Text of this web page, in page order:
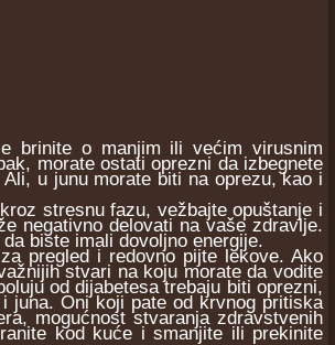
brinite o manjim ili većim virusnim
morate ostati oprezni da izbegnete
u junu morate biti na oprezu, kao i
stresnu fazu, vežbajte opuštanje i
negativno delovati na vaše zdravlje.
biste imali dovoljno energije.
pregled i redovno pijte lekove. Ako
stvari na koju morate da vodite
od dijabetesa trebaju biti oprezni,
juna. Oni koji pate od krvnog pritiska
mogućnost stvaranja zdravstvenih
kod kuće i smanjite ili prekinite